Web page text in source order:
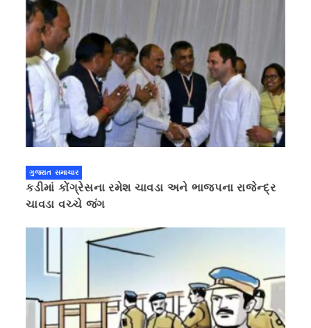
ગુજરાત સમાચાર
કડીમાં કોંગ્રેસના રમેશ ચાવડા અને ભાજપના રાજેન્દ્ર
ચાવડા વચ્ચે જંગ